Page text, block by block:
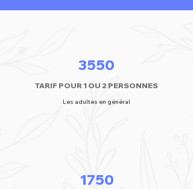
3550
TARIF POUR 1 OU 2 PERSONNES
Les adultes en général
1750